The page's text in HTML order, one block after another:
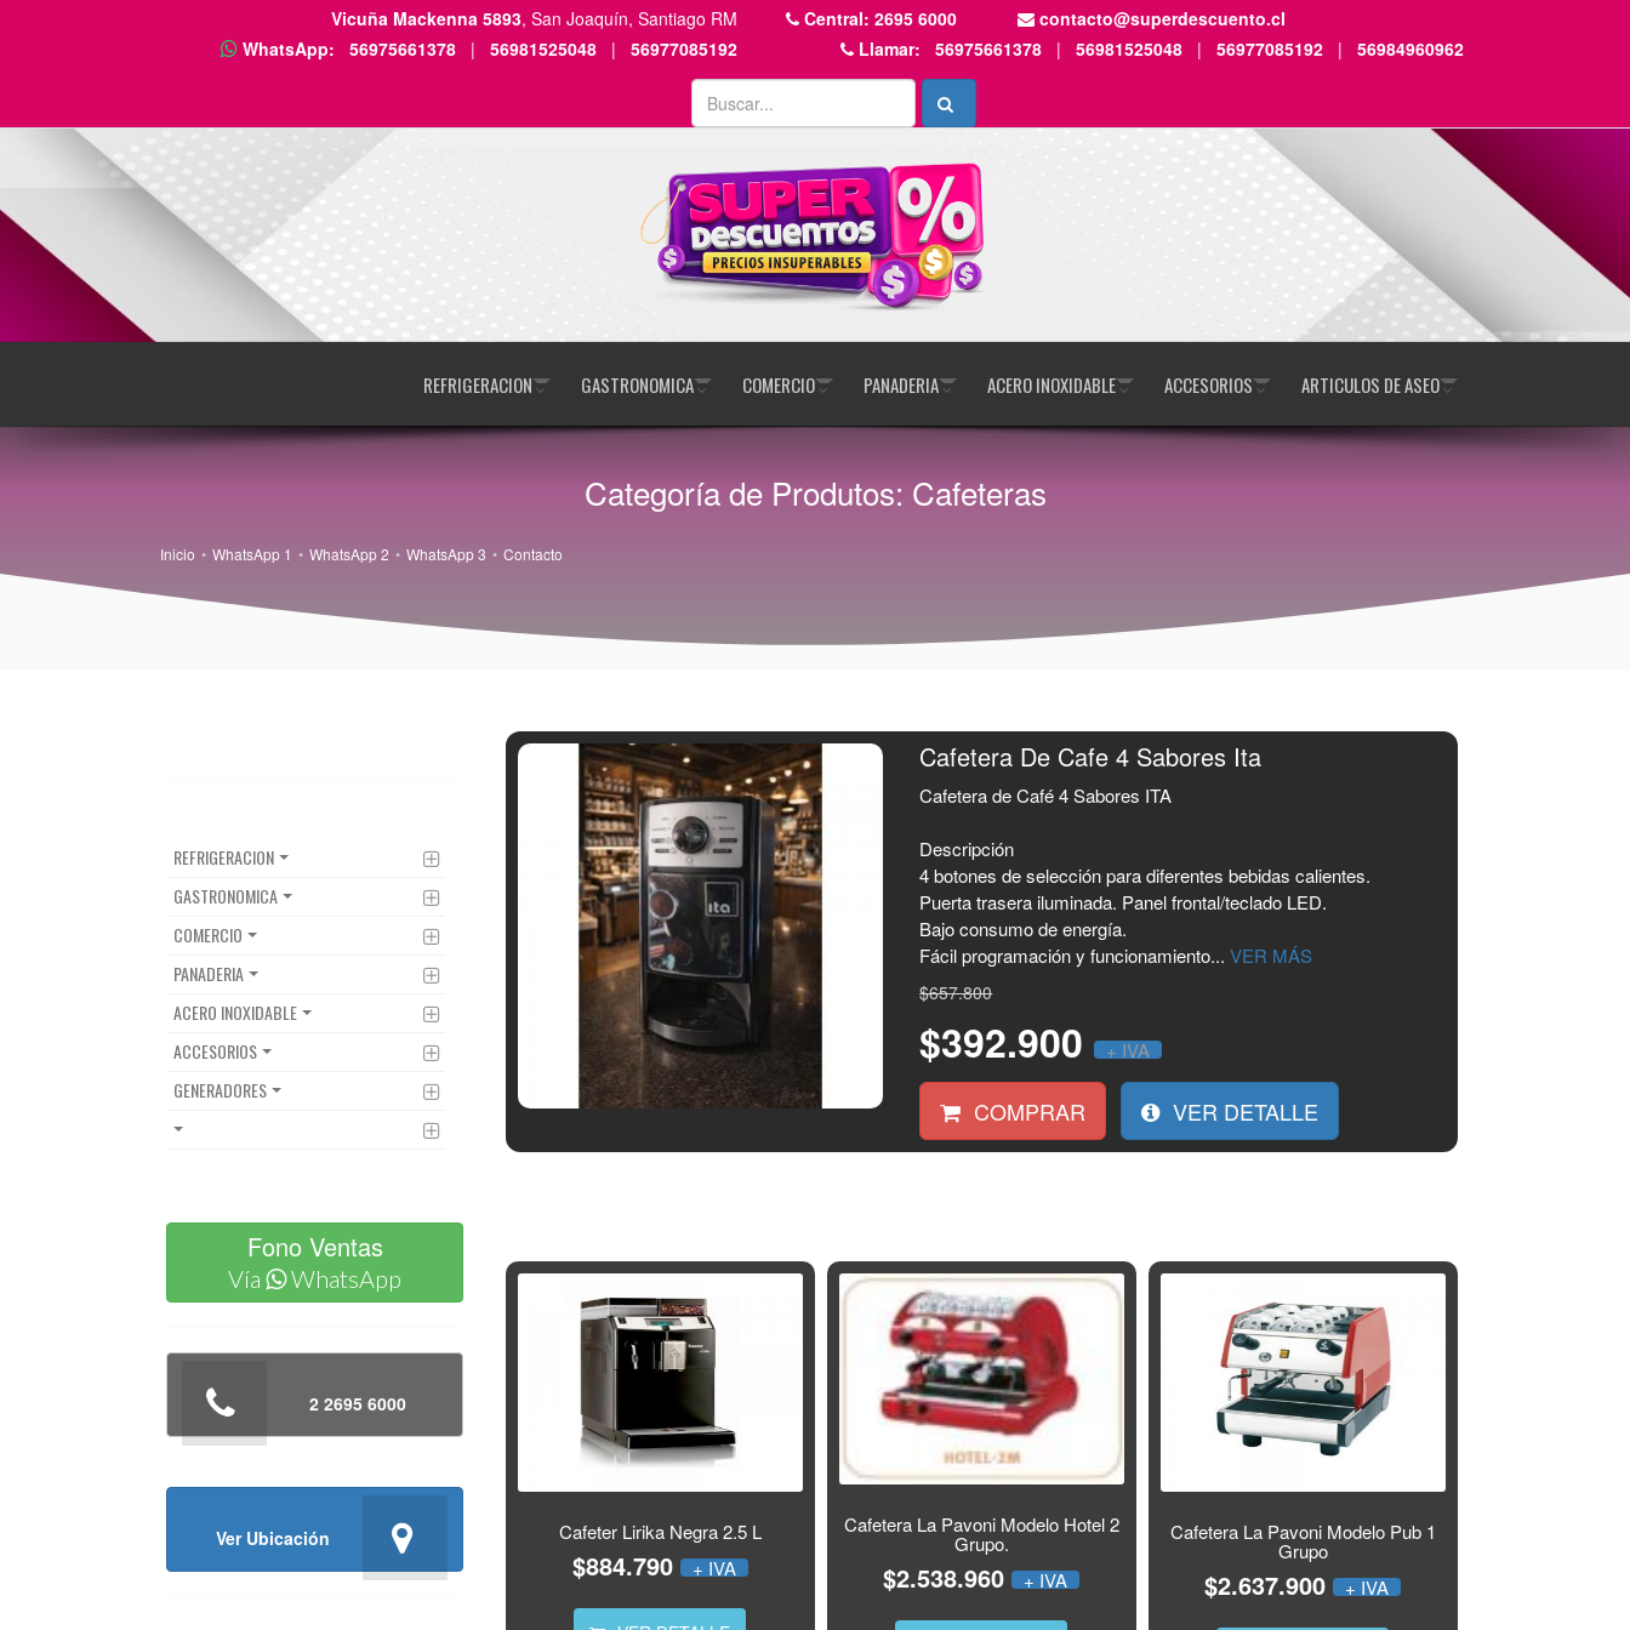
Vicuña Mackenna 5893, San Joaquín, Santiago RM Central: 2695 6000
contacto@superdescuento.cl
WhatsApp:
56975661378 | 56981525048 | 56977085192 Llamar: 56975661378 | 56981525048 | 56977085192 | 56984960962
REFRIGERACION GASTRONOMICA COMERCIO PANADERIA ACERO INOXIDABLE ACCESORIOS ARTICULOS DE ASEO
Categoría de Produtos: Cafeteras
Inicio WhatsApp 1 WhatsApp 2 WhatsApp 3 Contacto
Cafetera De Cafe 4 Sabores Ita
Cafetera de Café 4 Sabores ITA
Descripción
4 botones de selección para diferentes bebidas calientes.
Puerta trasera iluminada. Panel frontal/teclado LED.
Bajo consumo de energía.
Fácil programación y funcionamiento...VER MÁS
$657.800
$392.900 + IVA
COMPRAR VER DETALLE
Cafeter Lirika Negra 2.5 L
$884.790 + IVA
Cafetera La Pavoni Modelo Hotel 2
Grupo.
$2.538.960 + IVA
Cafetera La Pavoni Modelo Pub 1
Grupo
$2.637.900 + IVA
REFRIGERACION
GASTRONOMICA
COMERCIO
PANADERIA
ACERO INOXIDABLE
ACCESORIOS
GENERADORES
Fono Ventas
Vía WhatsApp
2 2695 6000
Ver Ubicación